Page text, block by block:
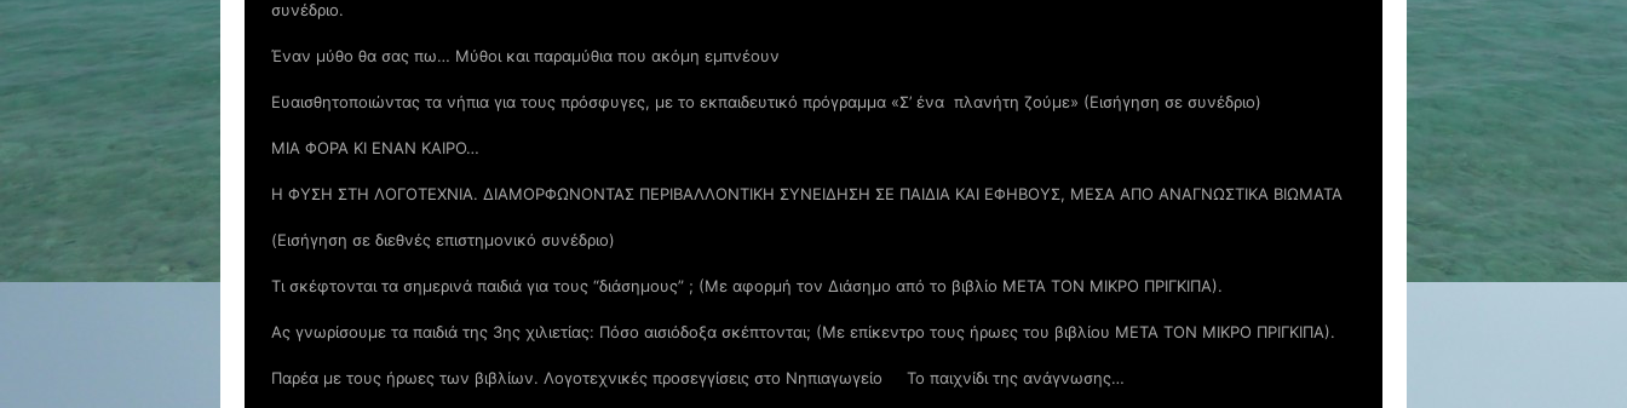
συνέδριο.
Έναν μύθο θα σας πω… Μύθοι και παραμύθια που ακόμη εμπνέουν
Ευαισθητοποιώντας τα νήπια για τους πρόσφυγες, με το εκπαιδευτικό πρόγραμμα «Σ’ ένα πλανήτη ζούμε» (Εισήγηση σε συνέδριο)
ΜΙΑ ΦΟΡΑ ΚΙ ΕΝΑΝ ΚΑΙΡΟ…
Η ΦΥΣΗ ΣΤΗ ΛΟΓΟΤΕΧΝΙΑ. ΔΙΑΜΟΡΦΩΝΟΝΤΑΣ ΠΕΡΙΒΑΛΛΟΝΤΙΚΗ ΣΥΝΕΙΔΗΣΗ ΣΕ ΠΑΙΔΙΑ ΚΑΙ ΕΦΗΒΟΥΣ, ΜΕΣΑ ΑΠΟ ΑΝΑΓΝΩΣΤΙΚΑ ΒΙΩΜΑΤΑ
(Εισήγηση σε διεθνές επιστημονικό συνέδριο)
Τι σκέφτονται τα σημερινά παιδιά για τους “διάσημους” ; (Με αφορμή τον Διάσημο από το βιβλίο ΜΕΤΑ ΤΟΝ ΜΙΚΡΟ ΠΡΙΓΚΙΠΑ).
Ας γνωρίσουμε τα παιδιά της 3ης χιλιετίας: Πόσο αισιόδοξα σκέπτονται; (Με επίκεντρο τους ήρωες του βιβλίου ΜΕΤΑ ΤΟΝ ΜΙΚΡΟ ΠΡΙΓΚΙΠΑ).
Παρέα με τους ήρωες των βιβλίων. Λογοτεχνικές προσεγγίσεις στο Νηπιαγωγείο Το παιχνίδι της ανάγνωσης…